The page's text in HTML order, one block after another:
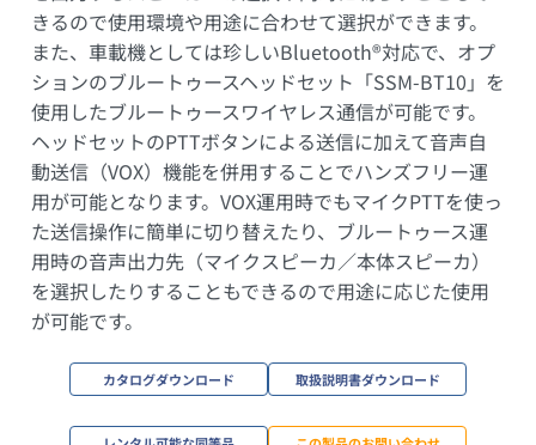
きるので使用環境や用途に合わせて選択ができます。
また、車載機としては珍しいBluetooth®対応で、オプ
ションのブルートゥースヘッドセット「SSM-BT10」を
使用したブルートゥースワイヤレス通信が可能です。
ヘッドセットのPTTボタンによる送信に加えて音声自
動送信（VOX）機能を併用することでハンズフリー運
用が可能となります。VOX運用時でもマイクPTTを使っ
た送信操作に簡単に切り替えたり、ブルートゥース運
用時の音声出力先（マイクスピーカ／本体スピーカ）
を選択したりすることもできるので用途に応じた使用
が可能です。
カタログダウンロード 取扱説明書ダウンロード